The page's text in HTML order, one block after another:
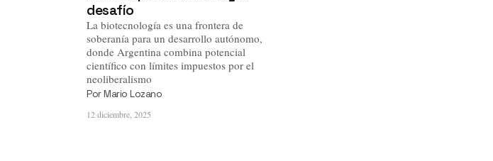
desafío
La biotecnología es una frontera de
soberanía para un desarrollo autónomo,
donde Argentina combina potencial
científico con límites impuestos por el
neoliberalismo
PorMario Lozano
12 diciembre, 2025